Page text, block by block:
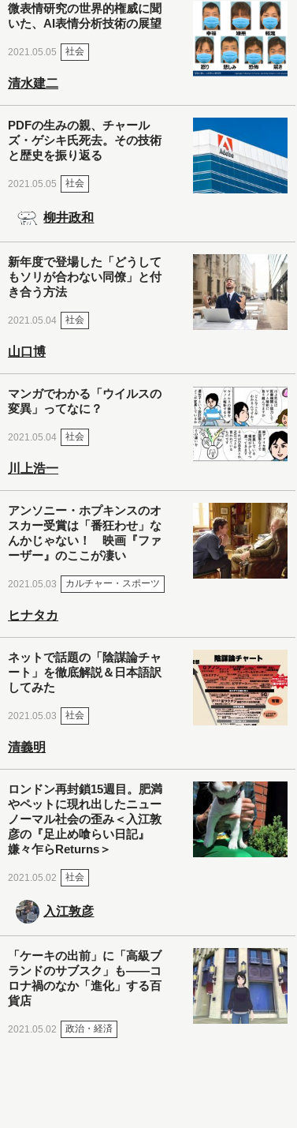
微表情研究の世界的権威に聞
いた、AI表情分析技術の展望
2021.05.05 社会
清水建二
PDFの生みの親、チャール
ズ・ゲシキ氏死去。その技術
と歴史を振り返る
2021.05.05 社会
柳井政和
新年度で登場した「どうして
もソリが合わない同僚」と付
き合う方法
2021.05.04 社会
山口博
マンガでわかる「ウイルスの
変異」ってなに？
2021.05.04 社会
川上浩一
アンソニー・ホプキンスのオ
スカー受賞は「番狂わせ」な
んかじゃない！ 映画『ファ
ーザー』のここが凄い
2021.05.03 カルチャー・スポーツ
ヒナタカ
ネットで話題の「陰謀論チャ
ート」を徹底解説＆日本語訳
してみた
2021.05.03 社会
清義明
ロンドン再封鎖15週目。肥満
やペットに現れ出したニュー
ノーマル社会の歪み＜入江敦
彦の『足止め喰らい日記』
嫌々乍らReturns＞
2021.05.02 社会
入江敦彦
「ケーキの出前」に「高級ブ
ランドのサブスク」も――コ
ロナ禍のなか「進化」する百
貨店
2021.05.02 政治・経済